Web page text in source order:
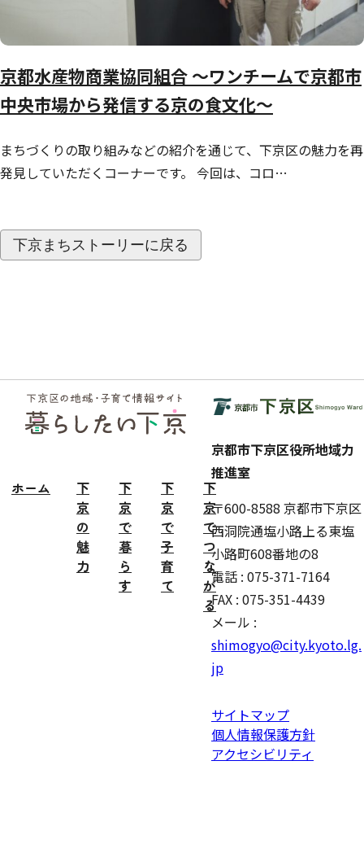
京都水産物商業協同組合 ～ワンチームで京都市
中央市場から発信する京の食文化～
まちづくりの取り組みなどの紹介を通じて、下京区の魅力を再
発見していただくコーナーです。 今回は、コロ…
下京まちストーリーに戻る
フッ
ター
ホーム
下
京
の
魅
力
下
京
で
暮
ら
す
下
京
で
子
育
て
下
京
で
つ
な
が
る
京都市下京区役所地域力
推進室
〒600-8588 京都市下京区
西洞院通塩小路上る東塩
小路町608番地の8
電話 : 075-371-7164
FAX : 075-351-4439
メール :
shimogyo@city.kyoto.lg.
jp
サイトマップ
個人情報保護方針
アクセシビリティ